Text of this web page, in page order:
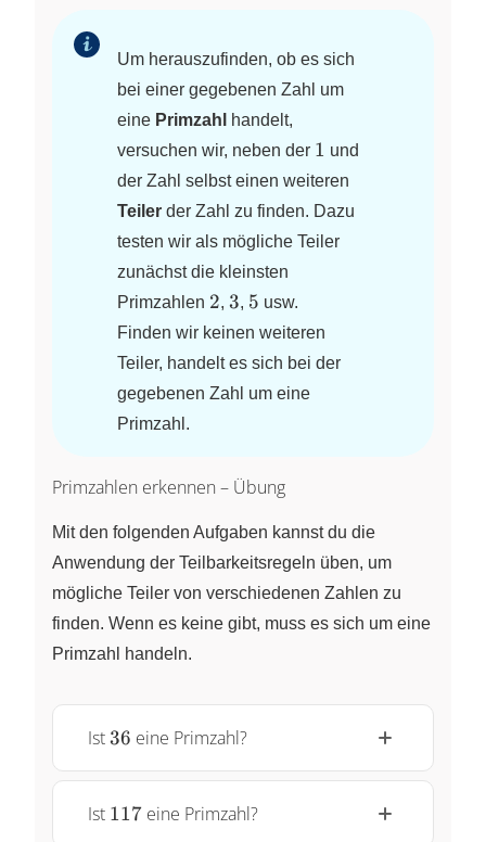
Um herauszufinden, ob es sich
bei einer gegebenen Zahl um
eine Primzahl
handelt,
versuchen wir, neben der 1
1 und
der Zahl selbst einen weiteren
Teiler der Zahl zu finden. Dazu
testen wir als mögliche Teiler
zunächst die kleinsten
Primzahlen 2
2, 3
3, 5
5 usw.
Finden wir keinen weiteren
Teiler, handelt es sich bei der
gegebenen Zahl um eine
Primzahl.
Primzahlen erkennen – Übung
Mit den folgenden Aufgaben kannst du die
Anwendung der Teilbarkeitsregeln üben, um
mögliche Teiler von verschiedenen Zahlen zu
finden. Wenn es keine gibt, muss es sich um eine
Primzahl handeln.
Ist 36
36 eine Primzahl?
Ist 117
117 eine Primzahl?